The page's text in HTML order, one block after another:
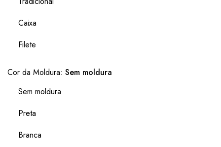
Caixa
Filete
Cor da Moldura: Sem moldura
Sem moldura
Preta
Branca